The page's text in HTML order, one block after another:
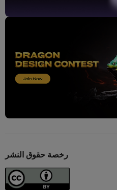
رخصة حقوق النشر